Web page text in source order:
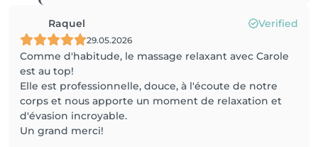
Raquel Verified
29.05.2026
Comme d'habitude, le massage relaxant avec Carole
est au top!
Elle est professionnelle, douce, à l'écoute de notre
corps et nous apporte un moment de relaxation et
d'évasion incroyable.
Un grand merci!